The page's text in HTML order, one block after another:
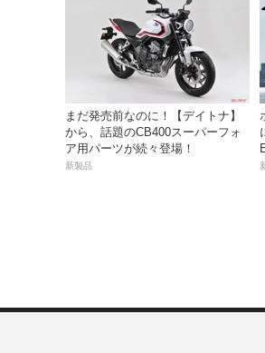
まだ発売前なのに！【デイトナ】
から、話題のCB400スーパーフォ
ア用パーツが続々登場！
新製品